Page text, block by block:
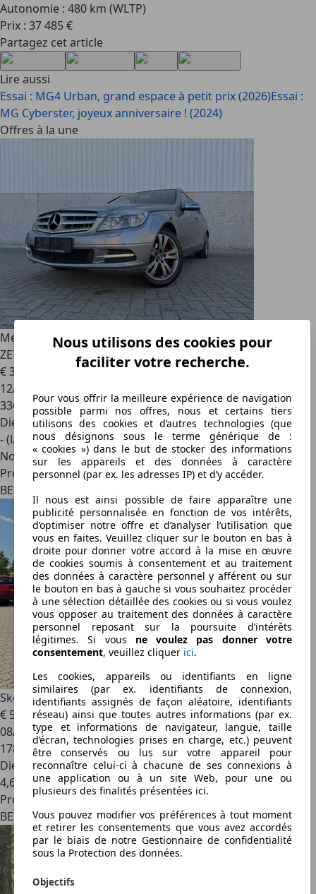
Nous utilisons des cookies pour
faciliter votre recherche.
Pour vous offrir la meilleure expérience de navigation
possible parmi nos offres, nous et certains tiers
utilisons des cookies et d’autres technologies (que
nous désignons sous le terme générique de :
« cookies ») dans le but de stocker des informations
sur les appareils et des données à caractère
personnel (par ex. les adresses IP) et d’y accéder.
Il nous est ainsi possible de faire apparaître une
publicité personnalisée en fonction de vos intérêts,
d’optimiser notre offre et d’analyser l’utilisation que
vous en faites. Veuillez cliquer sur le bouton en bas à
droite pour donner votre accord à la mise en œuvre
de cookies soumis à consentement et au traitement
des données à caractère personnel y afférent ou sur
le bouton en bas à gauche si vous souhaitez procéder
à une sélection détaillée des cookies ou si vous voulez
vous opposer au traitement des données à caractère
personnel reposant sur la poursuite d’intérêts
légitimes. Si vous ne voulez pas donner votre
consentement, veuillez cliquer ici.
Les cookies, appareils ou identifiants en ligne
similaires (par ex. identifiants de connexion,
identifiants assignés de façon aléatoire, identifiants
réseau) ainsi que toutes autres informations (par ex.
type et informations de navigateur, langue, taille
d’écran, technologies prises en charge, etc.) peuvent
être conservés ou lus sur votre appareil pour
reconnaître celui-ci à chacune de ses connexions à
une application ou à un site Web, pour une ou
plusieurs des finalités présentées ici.
Vous pouvez modifier vos préférences à tout moment
et retirer les consentements que vous avez accordés
par le biais de notre Gestionnaire de confidentialité
sous la Protection des données.
Objectifs
Autonomie : 480 km (WLTP)
Prix : 37 485 €
Partagez cet article
Lire aussi
Essai : MG4 Urban, grand espace à petit prix (2026)Essai :
MG Cyberster, joyeux anniversaire ! (2024)
Offres à la une
Mercedes-Benz C 200ENKEL VERKOOP AAN HANDELAAR -
ZETELVERWARMING / NAVIGATIE / BLUETOOTH
€ 3 950
12/2010
336 343 km
Diesel
- (l/100 km)
Nouveau
Professionnel
BE 8970
Skoda SuperbSuperb SW 1.6 CR TDi Active - Full Option
€ 5 900
08/2015
178 000 km
Diesel
4,6 l/100 km (mixte)
Professionnel
BE 3650